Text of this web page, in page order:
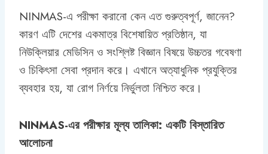
NINMAS-এ পরীক্ষা করানো কেন এত গুরুত্বপূর্ণ, জানেন?
কারণ এটি দেশের একমাত্র বিশেষায়িত প্রতিষ্ঠান, যা
নিউক্লিয়ার মেডিসিন ও সংশ্লিষ্ট বিজ্ঞান বিষয়ে উচ্চতর গবেষণা
ও চিকিৎসা সেবা প্রদান করে। এখানে অত্যাধুনিক প্রযুক্তির
ব্যবহার হয়, যা রোগ নির্ণয়ে নির্ভুলতা নিশ্চিত করে।
NINMAS-এর পরীক্ষার মূল্য তালিকা: একটি বিস্তারিত
আলোচনা